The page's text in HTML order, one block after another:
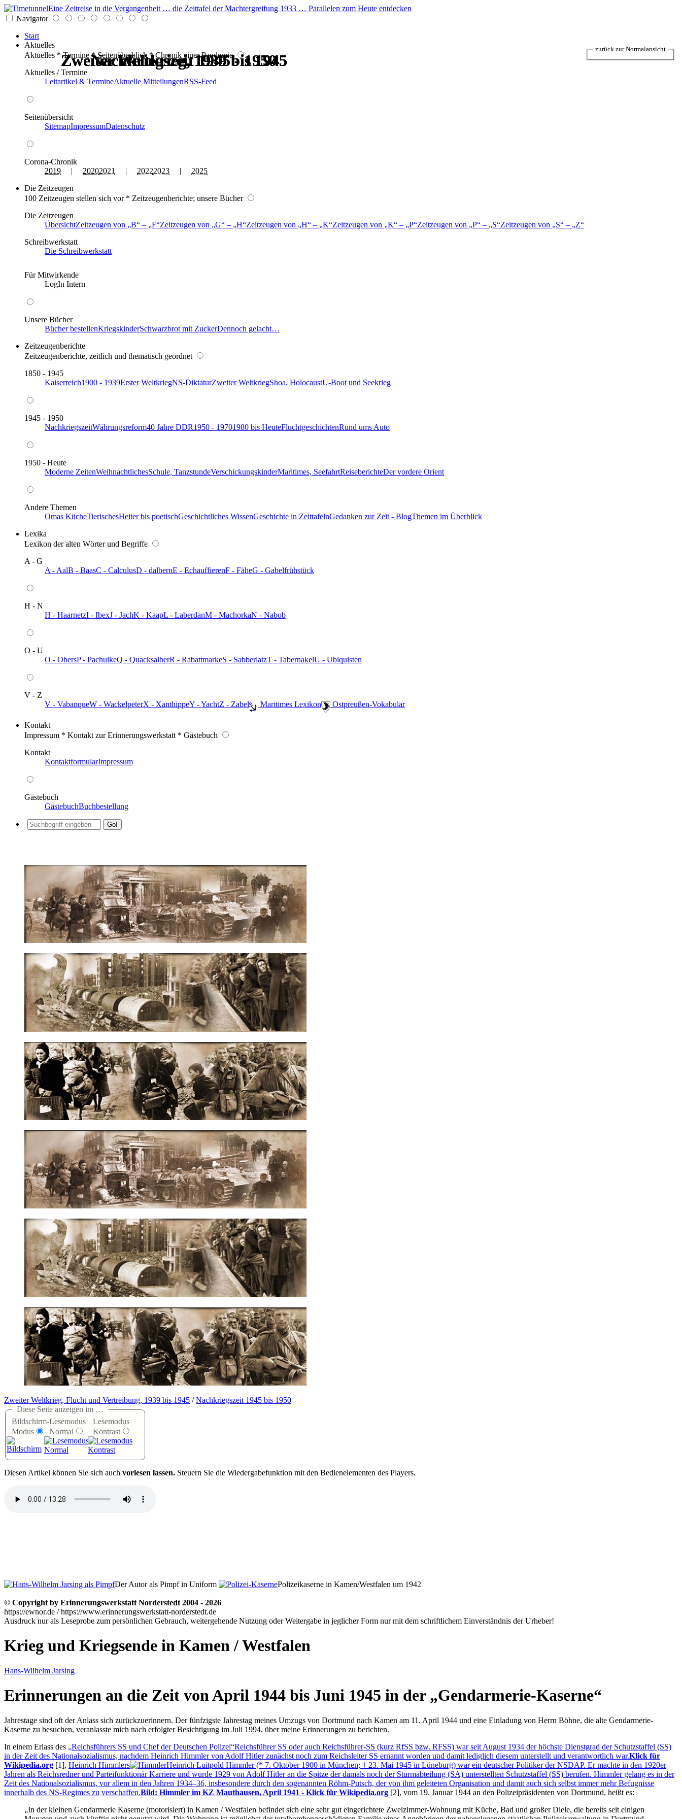
Eine Zeitreise in die Vergangenheit … die Zeittafel der Machtergreifung 1933 … Parallelen zum Heute entdecken
Navigator
Start
Aktuelles
Aktuelles * Termine * Seitenüberblick * Chronik einer Pandemie
Aktuelles / Termine
Leitartikel & TermineAktuelle MitteilungenRSS-Feed
Seitenübersicht
SitemapImpressumDatenschutz
Corona-Chronik
2019 | 20202021 | 20222023 | 2025
Die Zeitzeugen
100 Zeitzeugen stellen sich vor * Zeitzeugenberichte; unsere Bücher
Die Zeitzeugen
ÜbersichtZeitzeugen von B – F Zeitzeugen von G – H Zeitzeugen von H – K Zeitzeugen von K – P Zeitzeugen von P – S Zeitzeugen von S –
Z
Schreibwerkstatt
Die Schreibwerkstatt
Für Mitwirkende
LogIn Intern
Unsere Bücher
Bücher bestellenKriegskinderSchwarzbrot mit ZuckerDennoch gelacht…
Zeitzeugenberichte
Zeitzeugenberichte, zeitlich und thematisch geordnet
1850 - 1945
Kaiserreich1900 - 1939Erster WeltkriegNS-DiktaturZweiter WeltkriegShoa, HolocaustU-Boot und Seekrieg
1945 - 1950
NachkriegszeitWährungsreform40 Jahre DDR1950 - 19701980 bis HeuteFluchtgeschichtenRund ums Auto
1950 - Heute
Moderne ZeitenWeihnachtlichesSchule, TanzstundeVerschickungskinderMaritimes, SeefahrtReiseberichteDer vordere Orient
Andere Themen
Omas KücheTierischesHeiter bis poetischGeschichtliches WissenGeschichte in ZeittafelnGedanken zur Zeit - BlogThemen im Überblick
Lexika
Lexikon der alten Wörter und Begriffe
A - G
A - AalB - BaasC - CalculusD - dalbernE - EchauffierenF - FäheG - Gabelfrühstück
H - N
H - HaarnetzI - IbexJ - JachK - KaapL - LaberdanM - MachorkaN - Nabob
O - U
O - ObersP - PachulkeQ - QuacksalberR - RabattmarkeS - SabberlatzT - TabernakelU - Ubiquisten
V - Z
V - VabanqueW - WackelpeterX - XanthippeY - YachtZ - Zabel ️ Maritimes Lexikon ️ Ostpreußen-Vokabular
Kontakt
Impressum * Kontakt zur Erinnerungswerkstatt * Gästebuch
Kontakt
KontaktformularImpressum
Gästebuch
GästebuchBuchbestellung
Zweiter Weltkrieg, 1939 bis 1945
Nachkriegszeit 1945 - 1950
Zweiter Weltkrieg, 1939 bis 1945
Zweiter Weltkrieg, 1939 bis 1945
Nachkriegszeit 1945 - 1950
Zweiter Weltkrieg, 1939 bis 1945
Zweiter Weltkrieg, Flucht und Vertreibung, 1939 bis 1945 /Nachkriegszeit 1945 bis 1950
Diese Seite anzeigen im …
Bildschirm-
Modus
Lesemodus
Normal
Lesemodus
Kontrast
Diesen Artikel können Sie sich auch vorlesen lassen. Steuern Sie die Wiedergabefunktion mit den Bedienelementen des Players.
Der Autor als Pimpf in Uniform Polizeikaserne in Kamen/Westfalen um 1942
© Copyright by Erinnerungswerkstatt Norderstedt 2004 - 2026
https://ewnor.de / https://www.erinnerungswerkstatt-norderstedt.de
Ausdruck nur als Leseprobe zum persönlichen Gebrauch, weitergehende Nutzung oder Weitergabe in jeglicher Form nur mit dem schriftlichem Einverständnis der Urheber!
zurück zur Normalansicht
Krieg und Kriegsende in Kamen / Westfalen
Hans-Wilhelm Jarsing
Erinnerungen an die Zeit von April 1944 bis Juni 1945 in der Gendarmerie-Kaserne
Jahrestage sind oft der Anlass sich zurückzuerinnern. Der fünfzigste Jahrestag meines Umzugs von Dortmund nach Kamen am 11. April 1944 und eine Einladung von Herrn Böhne, die alte Gendarmerie-
Kaserne zu besuchen, veranlasste mich nach erfolgter Besichtigung im Juli 1994, über meine Erinnerungen zu berichten.
In einem Erlass des
Reichsführers SS und Chef der Deutschen Polizei Reichsführer SS oder auch Reichsführer-SS (kurz RfSS bzw. RFSS) war seit August 1934 der höchste Dienstgrad der Schutzstaffel (SS)
in der Zeit des Nationalsozialismus, nachdem Heinrich Himmler von Adolf Hitler zunächst noch zum Reichsleiter SS ernannt worden und damit lediglich diesem unterstellt und verantwortlich war.Klick für
Wikipedia.org [1], Heinrich Himmlers
Heinrich Luitpold Himmler (* 7. Oktober 1900 in München; † 23. Mai 1945 in Lüneburg) war ein deutscher Politiker der NSDAP. Er machte in den 1920er
Jahren als Reichsredner und Parteifunktionär Karriere und wurde 1929 von Adolf Hitler an die Spitze der damals noch der Sturmabteilung (SA) unterstellten Schutzstaffel (SS) berufen. Himmler gelang es in der
Zeit des Nationalsozialismus, vor allem in den Jahren 1934–36, insbesondere durch den sogenannten Röhm-Putsch, der von ihm geleiteten Organisation und damit auch sich selbst immer mehr Befugnisse
innerhalb des NS-Regimes zu verschaffen.Bild: Himmler im KZ Mauthausen, April 1941 - Klick für Wikipedia.org [2], vom 19. Januar 1944 an den Polizeipräsidenten von Dortmund, heißt es:
In der kleinen Gendarmerie Kaserne (motorisiert) in Kamen / Westfalen befindet sich eine sehr gut eingerichtete Zweizimmer-Wohnung mit Küche, Bad und großer Diele, die bereits seit einigen